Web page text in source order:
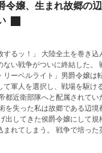
令嬢、生まれ故郷の
の大戦禍を生み出
い戦争がついに終結した。
ーベルライト」男爵令嬢は
軍人を選択し、戦場を駆け
を失った私は故郷である辺
れてしまう。 戦争で培った
ちは実家を頼り、故郷での